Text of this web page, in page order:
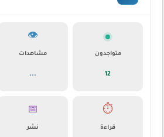
متواجدون
12
👁️
مشاهدات
...
⏱️
قراءة
📅
نشر